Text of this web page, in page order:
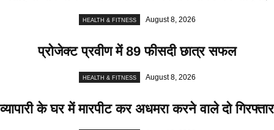
HEALTH & FITNESS August 8, 2026
प्रोजेक्ट प्रवीण में 89 फीसदी छात्र सफल
HEALTH & FITNESS August 8, 2026
व्यापारी के घर में मारपीट कर अधमरा करने वाले दो गिरफ्तार